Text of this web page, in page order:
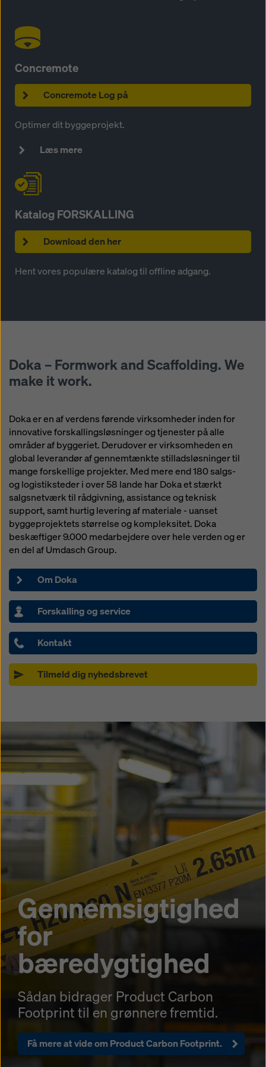
Concremote
Concremote Log på
Optimer dit byggeprojekt.
Læs mere
Katalog FORSKALLING
Download den her
Hent vores populære katalog til offline adgang.
Doka – Formwork and Scaffolding. We
make it work.
Doka er en af ​​verdens førende virksomheder inden for
innovative forskallingsløsninger og tjenester på alle
områder af byggeriet. Derudover er virksomheden en
global leverandør af gennemtænkte stilladsløsninger til
mange forskellige projekter. Med mere end 180 salgs-
og logistiksteder i over 58 lande har Doka et stærkt
salgsnetværk til rådgivning, assistance og teknisk
support, samt hurtig levering af materiale - uanset
byggeprojektets størrelse og kompleksitet. Doka
beskæftiger 9.000 medarbejdere over hele verden og er
en del af Umdasch Group.
Om Doka
Forskalling og service
Kontakt
Tilmeld dig nyhedsbrevet
Gennemsigtighed
for
bæredygtighed
Sådan bidrager Product Carbon
Footprint til en grønnere fremtid.
Få mere at vide om Product Carbon Footprint.